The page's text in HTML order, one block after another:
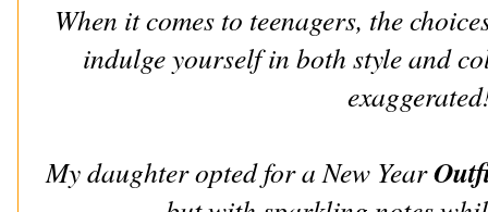
When it comes to teenagers, the
indulge yourself in both style and
My daughter opted for a New Year